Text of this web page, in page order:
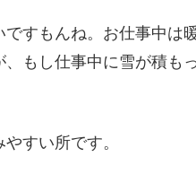
すもんね。お仕事中は
もし仕事中に雪が積も
すい所です。